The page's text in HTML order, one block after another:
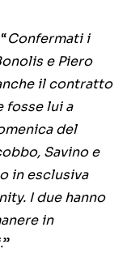
Confermati i
e Piero
il contratto
fosse lui a
del
Savino e
in esclusiva
I due hanno
in
”